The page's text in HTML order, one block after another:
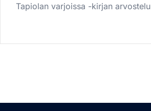
Tapiolan varjoissa -kirjan arvostelu